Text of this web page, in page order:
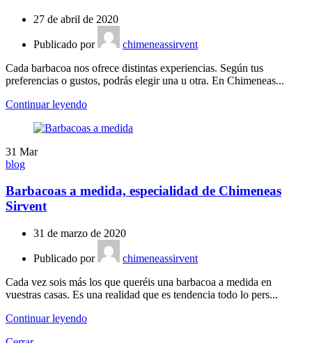
27 de abril de 2020
Publicado por
chimeneassirvent
Cada barbacoa nos ofrece distintas experiencias. Según tus
preferencias o gustos, podrás elegir una u otra. En Chimeneas...
Continuar leyendo
31 Mar
blog
Barbacoas a medida, especialidad de Chimeneas
Sirvent
31 de marzo de 2020
Publicado por
chimeneassirvent
Cada vez sois más los que queréis una barbacoa a medida en
vuestras casas. Es una realidad que es tendencia todo lo pers...
Continuar leyendo